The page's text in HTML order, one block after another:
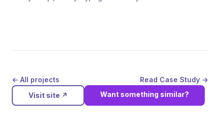
← All projects
Read Case Study →
Visit site ↗ Want something similar?